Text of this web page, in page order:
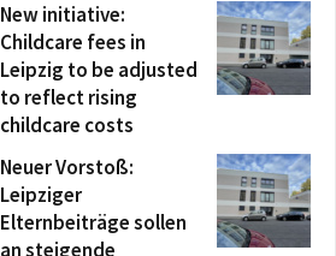
New initiative:
Childcare fees in
Leipzig to be adjusted
to reflect rising
childcare costs
Neuer Vorstoß:
Leipziger
Elternbeiträge sollen
an steigende